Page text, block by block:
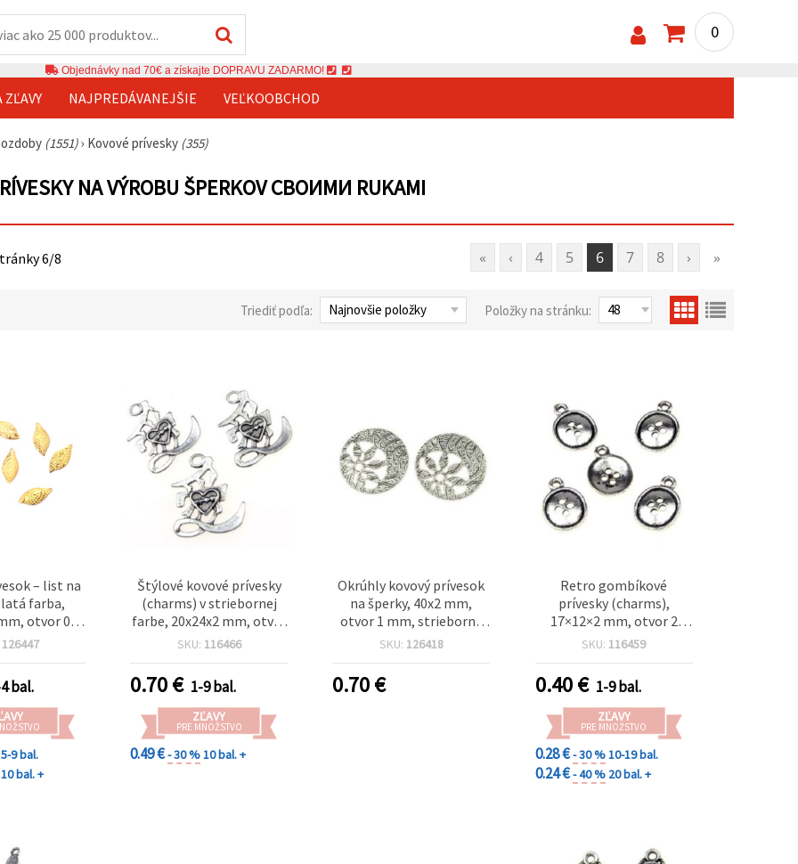
0
Objednávky nad 70€ a získajte DOPRAVU ZADARMO!
ZĽAVY NAJPREDÁVANEJŠIE VEĽKOOBCHOD
(1551)› Kovové prívesky (355)
NA VÝROBU ŠPERKOV СВОИМИ RUKAMI
« ‹ 4 5 6 7 8 › »
6/8
Triediť podľa: Položky na stránku:
– list na
farba,
otvor 0,5
20 ks
126447
bal.
5-9 bal.
10 bal. +
Štýlové kovové prívesky
(charms) v striebornej
farbe, 20x24x2 mm, otvor
3 mm – výhodné balenie
šperkov a bižutérie
SKU: 116466
0.70€ 1-9 bal.
ZĽAVY
PRE MNOŽSTVO
0.49 €- 30 %10 bal. +
Okrúhly kovový prívesok
na šperky, 40x2 mm,
otvor 1 mm, strieborná
farba – 2 ks
SKU: 126418
0.70€
Retro gombíkové
prívesky (charms),
17×12×2 mm, otvor 2
mm, antická strieborná
vyrábané šperky
SKU: 116459
0.40€ 1-9 bal.
ZĽAVY
PRE MNOŽSTVO
0.28 €- 30 %10-19 bal.
0.24 €- 40 % 20 bal. +